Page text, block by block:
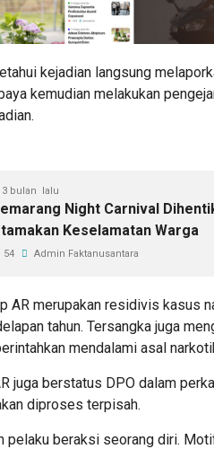
kejadian langsung
kemudian melakukan
3 bulan lalu
Night Carnival
Keselamatan Warga
54 Admin Faktanusantara
AR merupakan residivis kasus
tahun. Tersangka juga
mendalami asal
juga berstatus DPO dalam
diproses terpisah.
pelaku beraksi seorang diri.